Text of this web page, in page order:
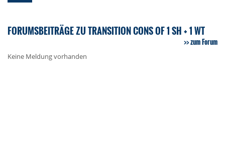
FORUMSBEITRÄGE ZU TRANSITION CONS OF 1 SH + 1 WT
zum Forum
Keine Meldung vorhanden